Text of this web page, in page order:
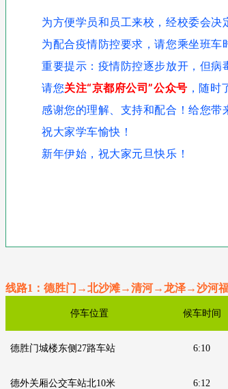
为方便学员和员工来校，经校委会
为配合疫情防控要求，请您乘坐班车
重要提示：疫情防控逐步放开，但病
请您关注“京都府公司”公众号 ，随时
感谢您的理解、支持和配合！给您带
祝大家学车愉快！
新年伊始，祝大家元旦快乐！
线路1：德胜门→北沙滩→清河→龙泽→沙河
停车位置 候车时间
德胜门城楼东侧27路车站 6:10
德外关厢公交车站北10米 6:12